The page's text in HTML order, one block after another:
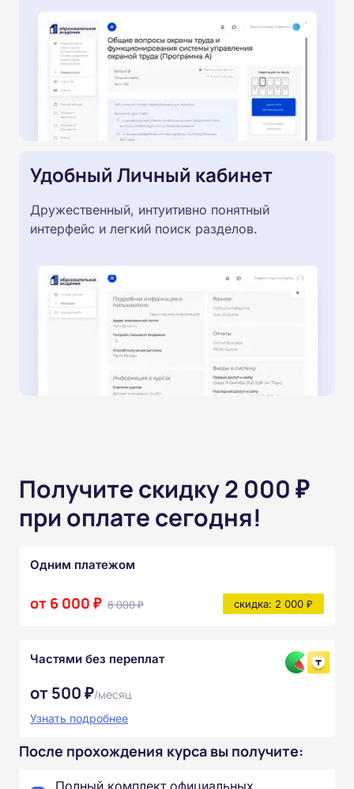
Удобный Личный кабинет
Дружественный, интуитивно понятный
интерфейс и легкий поиск разделов.
Получите скидку 2 000 ₽
при оплате сегодня!
Одним платежом
от 6 000 ₽ 8 000 ₽ скидка: 2 000 ₽
Частями без переплат
от 500 ₽/месяц
Узнать подробнее
После прохождения курса вы получите: